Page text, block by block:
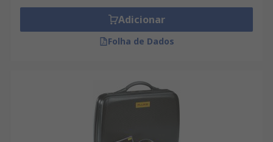
Adicionar
Folha de Dados